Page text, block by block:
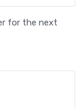
for the next